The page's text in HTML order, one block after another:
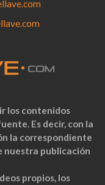
los contenidos
Es decir, con la
la correspondiente
nuestra publicación
propios, los